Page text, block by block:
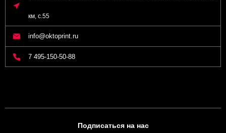
км, с.55
info@oktoprint.ru
7 495-150-50-88
Подписаться на нас